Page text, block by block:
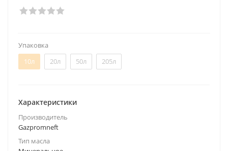
Упаковка
10л
20л 50л 205л
Характеристики
Производитель
Gazpromneft
Тип масла